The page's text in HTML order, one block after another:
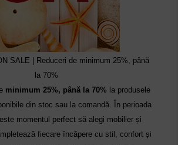
SALE | Reduceri de minimum 25%, până
la 70%
minimum 25%, până la 70% la produsele
din stoc sau la comandă. În perioada
momentul perfect să alegi mobilier și
fiecare încăpere cu stil, confort și